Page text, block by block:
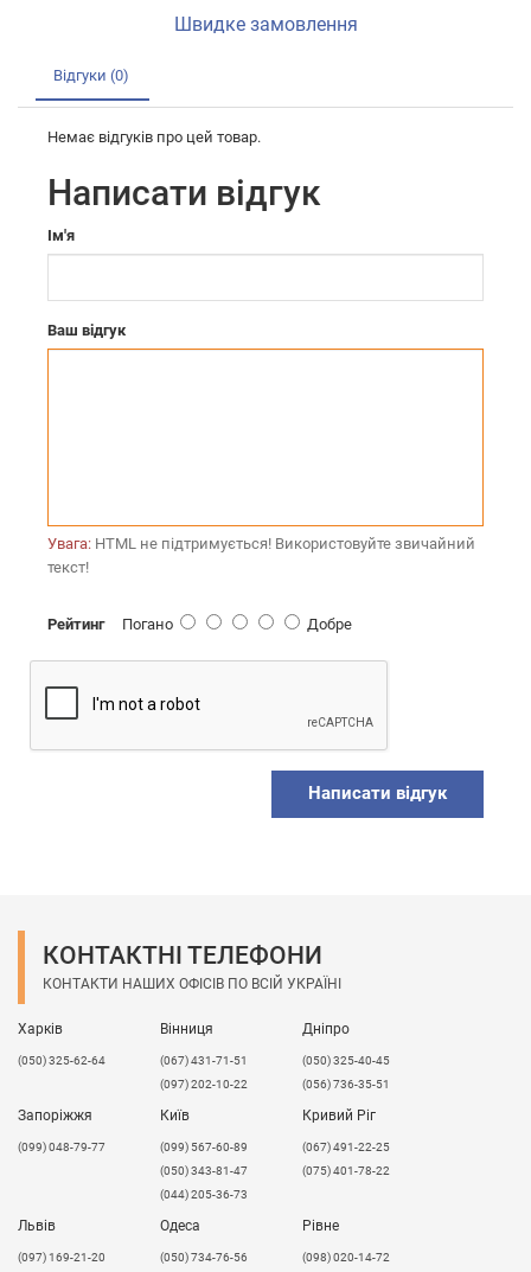
Швидке замовлення
Відгуки (0)
Немає відгуків про цей товар.
Написати відгук
Ім'я
Ваш відгук
Увага: HTML не підтримується! Використовуйте звичайний
текст!
РейтингПогано Добре
Написати відгук
КОНТАКТНІ ТЕЛЕФОНИ
КОНТАКТИ НАШИХ ОФІСІВ ПО ВСІЙ УКРАЇНІ
Харків
(050) 325-62-64
Вінниця
(067) 431-71-51
(097) 202-10-22
Дніпро
(050) 325-40-45
(056) 736-35-51
Запоріжжя
(099) 048-79-77
Київ
(099) 567-60-89
(050) 343-81-47
(044) 205-36-73
Кривий Ріг
(067) 491-22-25
(075) 401-78-22
Львів
​(097) 169-21-20
Одеса
(050) 734-76-56
Рівне
(098) 020-14-72